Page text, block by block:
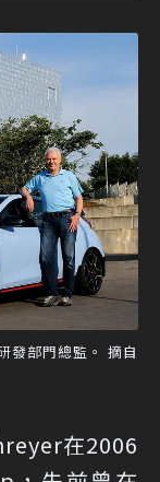
部門總監。 摘自
在2006